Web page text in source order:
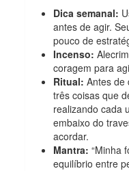
Dica semanal:
antes de agir.
pouco de
Incenso:
coragem para
Ritual: Antes de
três coisas que
realizando cada
embaixo do
acordar.
Mantra: “Minha
equilíbrio entre